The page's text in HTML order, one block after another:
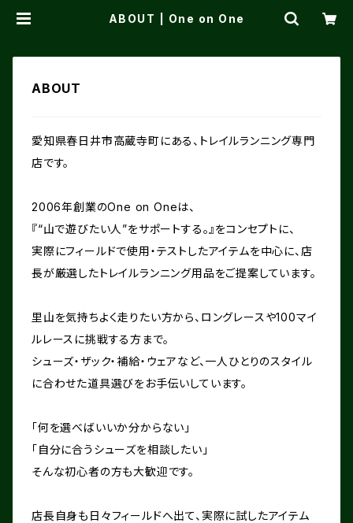
ABOUT | One on One
ABOUT
愛知県春日井市高蔵寺町にある、トレイルランニング専門
店です。
2006年創業のOne on Oneは、
『“山で遊びたい人”をサポートする。』をコンセプトに、
実際にフィールドで使用・テストしたアイテムを中心に、店
長が厳選したトレイルランニング用品をご提案しています。
里山を気持ちよく走りたい方から、ロングレースや100マイ
ルレースに挑戦する方まで。
シューズ・ザック・補給・ウェアなど、一人ひとりのスタイル
に合わせた道具選びをお手伝いしています。
「何を選べばいいか分からない」
「自分に合うシューズを相談したい」
そんな初心者の方も大歓迎です。
店長自身も日々フィールドへ出て、実際に試したアイテム